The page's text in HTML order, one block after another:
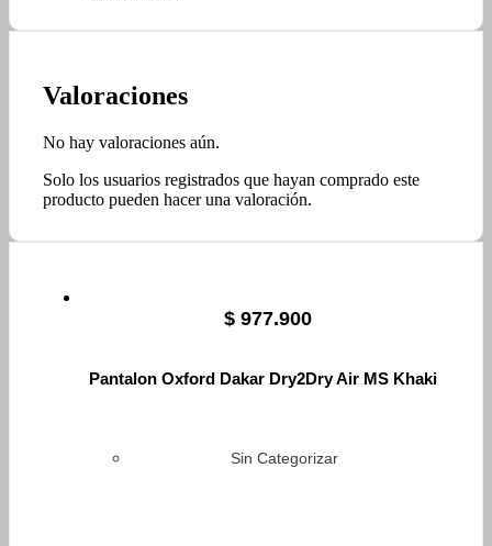
Valoraciones
No hay valoraciones aún.
Solo los usuarios registrados que hayan comprado este
producto pueden hacer una valoración.
$ 977.900
Pantalon Oxford Dakar Dry2Dry Air MS Khaki
Sin Categorizar